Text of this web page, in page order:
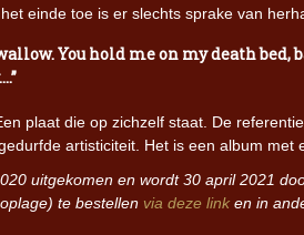
einde toe is er slechts sprake van
You hold me on my death bed,
plaat die op zichzelf staat. De
artisticiteit. Het is een album met
uitgekomen en wordt 30 april 2021
te bestellen via deze link en in